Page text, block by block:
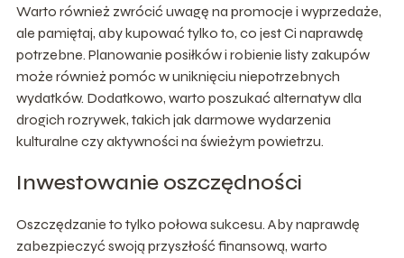
Warto również zwrócić uwagę na promocje i wyprzedaże,
ale pamiętaj, aby kupować tylko to, co jest Ci naprawdę
potrzebne. Planowanie posiłków i robienie listy zakupów
może również pomóc w uniknięciu niepotrzebnych
wydatków. Dodatkowo, warto poszukać alternatyw dla
drogich rozrywek, takich jak darmowe wydarzenia
kulturalne czy aktywności na świeżym powietrzu.
Inwestowanie oszczędności
Oszczędzanie to tylko połowa sukcesu. Aby naprawdę
zabezpieczyć swoją przyszłość finansową, warto